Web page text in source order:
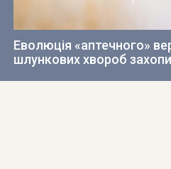
Еволюція «аптечного»
шлункових хвороб